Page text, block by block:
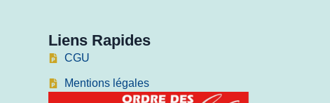
Liens Rapides
CGU
Mentions légales